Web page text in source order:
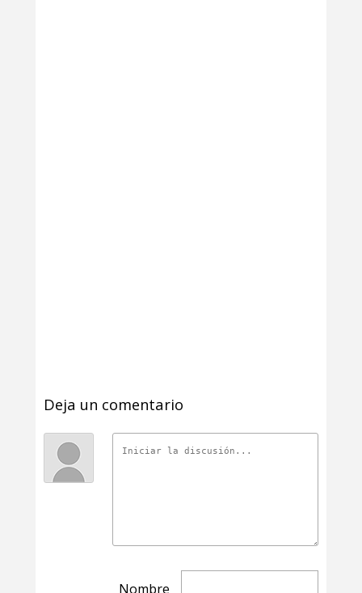
Deja un comentario
Nombre